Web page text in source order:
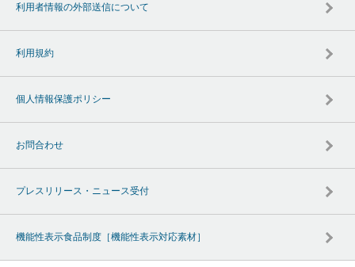
利用者情報の外部送信について
利用規約
個人情報保護ポリシー
お問合わせ
プレスリリース・ニュース受付
機能性表示食品制度［機能性表示対応素材］